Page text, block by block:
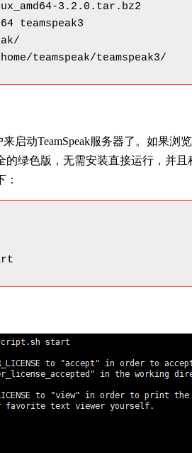
3.2.0.tar.bz2
teamspeak3
teamspeak/teamspeak3/
启动TeamSpeak服务器了。如果浏
的绿色版，无需安装直接运行，并
：